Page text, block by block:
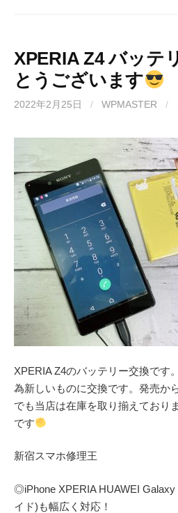
XPERIA Z4 バッテ
とうございます
2022年2月25日 / WPMASTER /
XPERIA Z4のバッテリー交換です
為新しいものに交換です。発売か
でも当店は在庫を取り揃えており
です
新宿スマホ修理王
◎iPhone XPERIA HUAWEI Galaxy
イド) も幅広く対応！